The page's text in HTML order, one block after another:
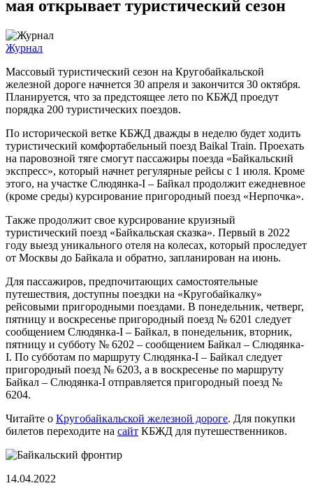
мая открывает туристический сезон
Журнал
Массовый туристический сезон на Кругобайкальской
железной дороге начнется 30 апреля и закончится 30 октября.
Планируется, что за предстоящее лето по КБЖД проедут
порядка 200 туристических поездов.
По исторической ветке КБЖД дважды в неделю будет ходить
туристический комфортабельный поезд Baikal Train. Проехать
на паровозной тяге смогут пассажиры поезда «Байкальский
экспресс», который начнет регулярные рейсы с 1 июля. Кроме
этого, на участке Слюдянка-I – Байкал продолжит ежедневное
(кроме среды) курсирование пригородный поезд «Нерпочка».
Также продолжит свое курсирование круизный
туристический поезд «Байкальская сказка». Первый в 2022
году выезд уникального отеля на колесах, который проследует
от Москвы до Байкала и обратно, запланирован на июнь.
Для пассажиров, предпочитающих самостоятельные
путешествия, доступны поездки на «Кругобайкалку»
рейсовыми пригородными поездами. В понедельник, четверг,
пятницу и воскресенье пригородный поезд № 6201 следует
сообщением Слюдянка-I – Байкал, в понедельник, вторник,
пятницу и субботу № 6202 – сообщением Байкал – Слюдянка-
I. По субботам по маршруту Слюдянка-I – Байкал следует
пригородный поезд № 6203, а в воскресенье по маршруту
Байкал – Слюдянка-I отправляется пригородный поезд №
6204.
Читайте о Кругобайкальской железной дороге. Для покупки
билетов переходите на сайт КБЖД для путешественников.
14.04.2022